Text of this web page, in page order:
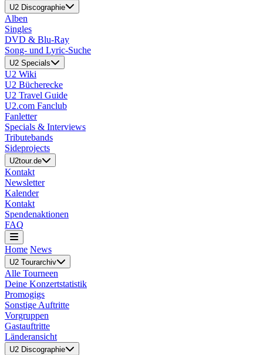
U2 Discographie
Alben
Singles
DVD & Blu-Ray
Song- und Lyric-Suche
U2 Specials
U2 Wiki
U2 Bücherecke
U2 Travel Guide
U2.com Fanclub
Fanletter
Specials & Interviews
Tributebands
Sideprojects
U2tour.de
Kontakt
Newsletter
Kalender
Kontakt
Spendenaktionen
FAQ
Home News
U2 Tourarchiv
Alle Tourneen
Deine Konzertstatistik
Promogigs
Sonstige Auftritte
Vorgruppen
Gastauftritte
Länderansicht
U2 Discographie